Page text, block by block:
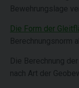
Bewehrungslage
Die Form der
Berechnungsnorm
Die Berechnung
nach Art der